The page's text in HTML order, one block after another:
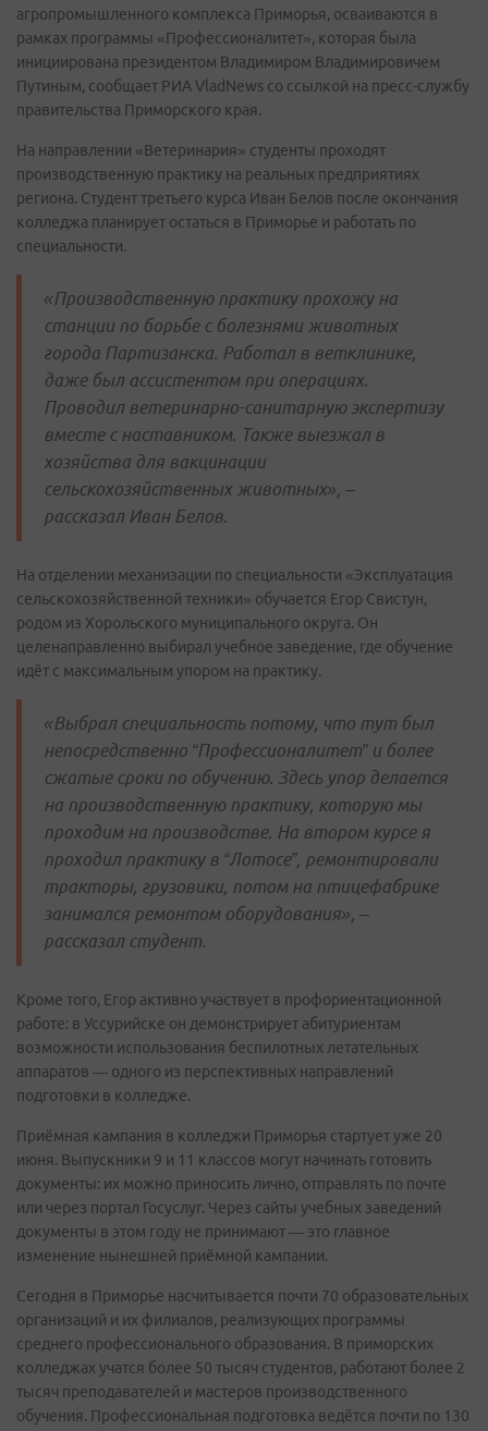
агропромышленного комплекса Приморья, осваиваются в
рамках программы «Профессионалитет», которая была
инициирована президентом Владимиром Владимировичем
Путиным, сообщает РИА VladNews со ссылкой на пресс-службу
правительства Приморского края.
На направлении «Ветеринария» студенты проходят
производственную практику на реальных предприятиях
региона. Студент третьего курса Иван Белов после окончания
колледжа планирует остаться в Приморье и работать по
специальности.
«Производственную практику прохожу на
станции по борьбе с болезнями животных
города Партизанска. Работал в ветклинике,
даже был ассистентом при операциях.
Проводил ветеринарно-санитарную экспертизу
вместе с наставником. Также выезжал в
хозяйства для вакцинации
сельскохозяйственных животных», –
рассказал Иван Белов.
На отделении механизации по специальности «Эксплуатация
сельскохозяйственной техники» обучается Егор Свистун,
родом из Хорольского муниципального округа. Он
целенаправленно выбирал учебное заведение, где обучение
идёт с максимальным упором на практику.
«Выбрал специальность потому, что тут был
непосредственно “Профессионалитет” и более
сжатые сроки по обучению. Здесь упор делается
на производственную практику, которую мы
проходим на производстве. На втором курсе я
проходил практику в “Лотосе”, ремонтировали
тракторы, грузовики, потом на птицефабрике
занимался ремонтом оборудования», –
рассказал студент.
Кроме того, Егор активно участвует в профориентационной
работе: в Уссурийске он демонстрирует абитуриентам
возможности использования беспилотных летательных
аппаратов — одного из перспективных направлений
подготовки в колледже.
Приёмная кампания в колледжи Приморья стартует уже 20
июня. Выпускники 9 и 11 классов могут начинать готовить
документы: их можно приносить лично, отправлять по почте
или через портал Госуслуг. Через сайты учебных заведений
документы в этом году не принимают — это главное
изменение нынешней приёмной кампании.
Сегодня в Приморье насчитывается почти 70 образовательных
организаций и их филиалов, реализующих программы
среднего профессионального образования. В приморских
колледжах учатся более 50 тысяч студентов, работают более 2
тысяч преподавателей и мастеров производственного
обучения. Профессиональная подготовка ведётся почти по 130